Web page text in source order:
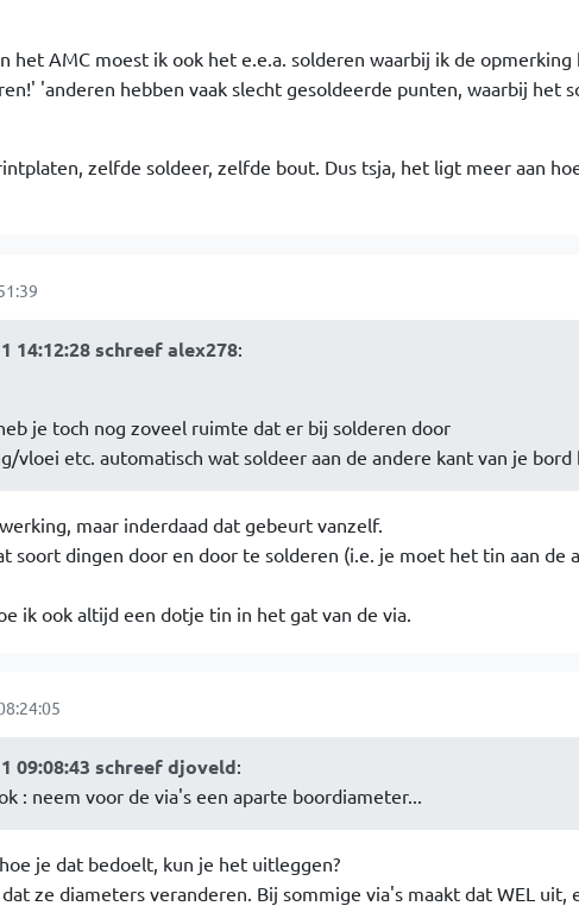
het AMC moest ik ook het e.e.a. solderen waarbij ik de opmerking
'anderen hebben vaak slecht gesoldeerde punten, waarbij het
zelfde soldeer, zelfde bout. Dus tsja, het ligt meer aan
14:12:28 schreef alex278:
je toch nog zoveel ruimte dat er bij solderen door
vloei etc. automatisch wat soldeer aan de andere kant van je bord
maar inderdaad dat gebeurt vanzelf.
soort dingen door en door te solderen (i.e. je moet het tin aan de
ik ook altijd een dotje tin in het gat van de via.
09:08:43 schreef djoveld:
: neem voor de via's een aparte boordiameter...
je dat bedoelt, kun je het uitleggen?
ze diameters veranderen. Bij sommige via's maakt dat WEL uit,